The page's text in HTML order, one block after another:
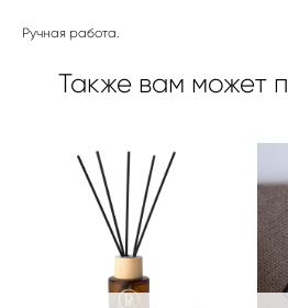
Ручная работа.
Также вам может